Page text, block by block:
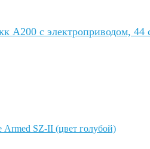
A200 с электроприводом, 44